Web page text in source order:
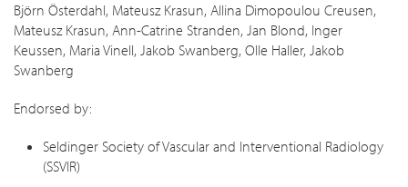
Björn Österdahl, Mateusz Krasun, Allina Dimopoulou Creusen,
Mateusz Krasun, Ann-Catrine Stranden, Jan Blond, Inger
Keussen, Maria Vinell, Jakob Swanberg, Olle Haller, Jakob
Swanberg
Endorsed by:
Seldinger Society of Vascular and Interventional Radiology
(SSVIR)